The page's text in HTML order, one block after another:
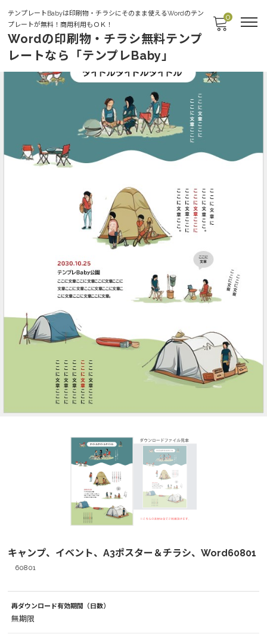
テンプレートBabyは印刷物・チラシにそのまま使えるWordのテン
プレートが無料！商用利用もＯＫ！
Wordの印刷物・チラシ無料テンプ
レートなら「テンプレBaby」
0
キャンプ、イベント、A3ポスター＆チラシ、Word60801
60801
再ダウンロード有効期間（日数）
無期限